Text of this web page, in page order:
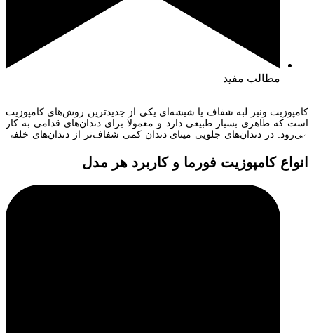
مطالب مفید
کامپوزیت ونیر لبه شفاف یا شیشه‌ای یکی از جدیدترین روش‌های کامپوزیت
است که ظاهری بسیار طبیعی دارد و معمولا برای دندان‌های قدامی به کار
می‌رود. در دندان‌های جلویی مینای دندان کمی شفاف‌تر از دندان‌های خلفی
رزین‌های ترنسلوسنت استفاده می‌شود که بسیار ظریف […]
انواع کامپوزیت فورما و کاربرد هر مدل